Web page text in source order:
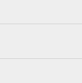
果飲
樂 起司 每日 三
每日堅果系列
大利麵 荷卡 萬歲
隨身包22入